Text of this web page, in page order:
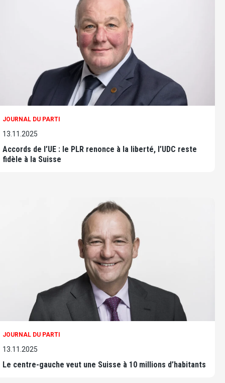
JOURNAL DU PARTI
13.11.2025
Accords de l’UE : le PLR renonce à la liberté, l’UDC reste
fidèle à la Suisse
JOURNAL DU PARTI
13.11.2025
Le centre-gauche veut une Suisse à 10 millions d’habitants